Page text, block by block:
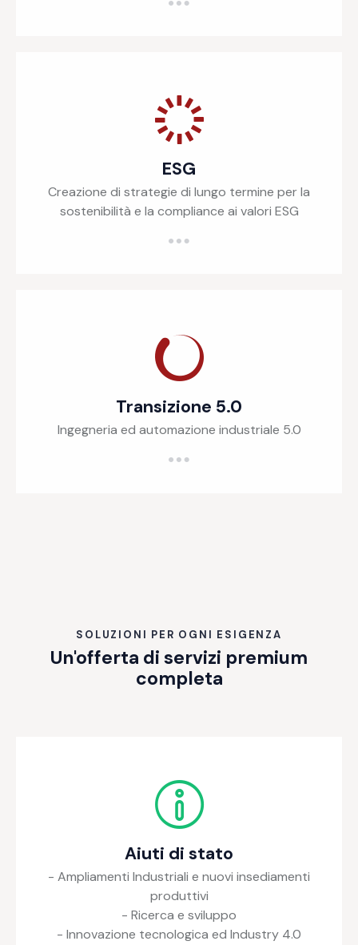
ESG
Creazione di strategie di lungo termine per la
sostenibilità e la compliance ai valori ESG
Transizione 5.0
Ingegneria ed automazione industriale 5.0
SOLUZIONI PER OGNI ESIGENZA
Un'offerta di servizi premium
completa
Aiuti di stato
- Ampliamenti Industriali e nuovi insediamenti
produttivi
- Ricerca e sviluppo
- Innovazione tecnologica ed Industry 4.0